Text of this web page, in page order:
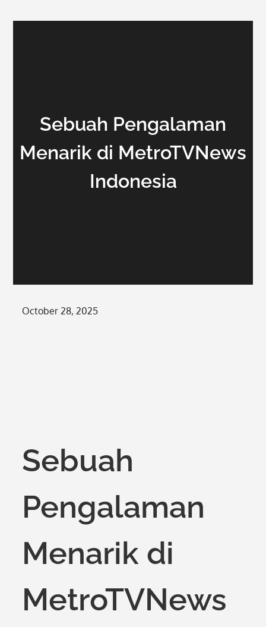
Sebuah Pengalaman
Menarik di MetroTVNews
Indonesia
Posted
October 28, 2025
Sebuah
Pengalaman
Menarik di
MetroTVNews